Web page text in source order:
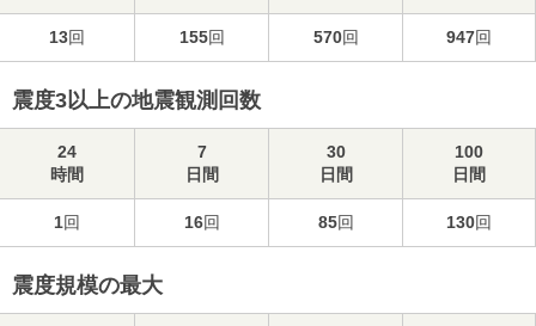
13回 155回 570回 947回
震度3以上の地震観測回数
24
時間
7
日間
30
日間
100
日間
1回 16回 85回 130回
震度規模の最大